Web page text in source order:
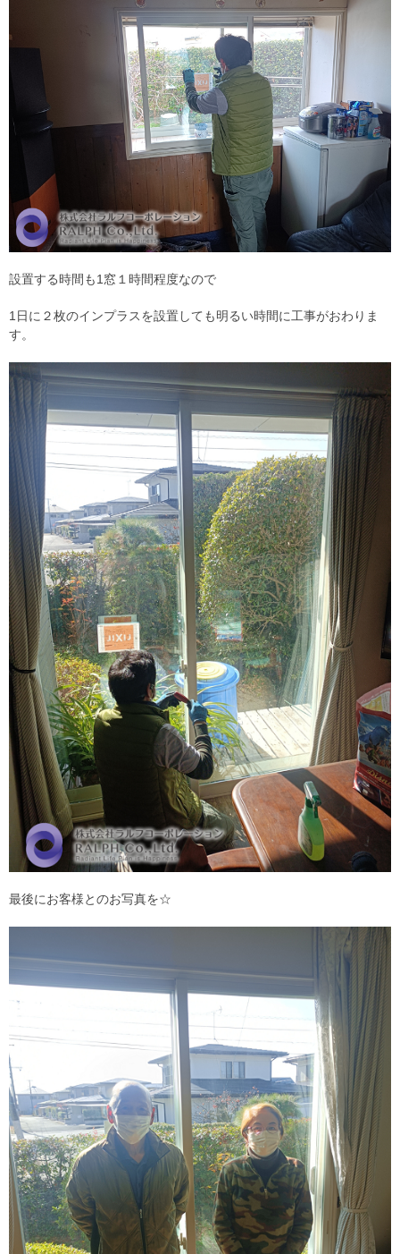
設置する時間も1窓１時間程度なので
1日に２枚のインプラスを設置しても明るい時間に工事がおわりま
す。
最後にお客様とのお写真を☆